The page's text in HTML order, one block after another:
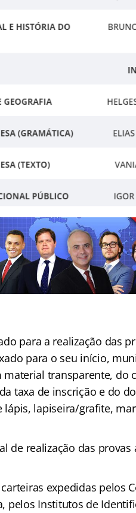
para a realização das
para o seu início,
transparente, do
taxa de inscrição e do
lapiseira/grafite,
de realização das provas
expedidas pelos
pelos Institutos de